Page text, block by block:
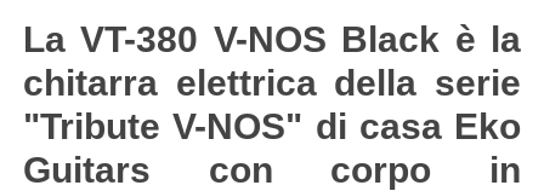
La VT-380 V-NOS Black è la
chitarra elettrica della serie
"Tribute V-NOS" di casa Eko
Guitars con corpo in